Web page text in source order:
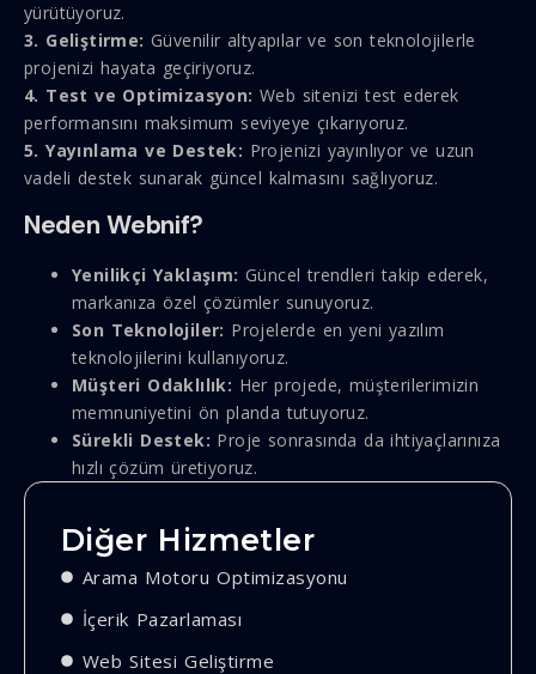
yürütüyoruz.
3. Geliştirme: Güvenilir altyapılar ve son teknolojilerle
projenizi hayata geçiriyoruz.
4. Test ve Optimizasyon: Web sitenizi test ederek
performansını maksimum seviyeye çıkarıyoruz.
5. Yayınlama ve Destek: Projenizi yayınlıyor ve uzun
vadeli destek sunarak güncel kalmasını sağlıyoruz.
Neden Webnif?
Yenilikçi Yaklaşım: Güncel trendleri takip ederek,
markanıza özel çözümler sunuyoruz.
Son Teknolojiler: Projelerde en yeni yazılım
teknolojilerini kullanıyoruz.
Müşteri Odaklılık: Her projede, müşterilerimizin
memnuniyetini ön planda tutuyoruz.
Sürekli Destek: Proje sonrasında da ihtiyaçlarınıza
hızlı çözüm üretiyoruz.
Diğer Hizmetler
Arama Motoru Optimizasyonu
İçerik Pazarlaması
Web Sitesi Geliştirme